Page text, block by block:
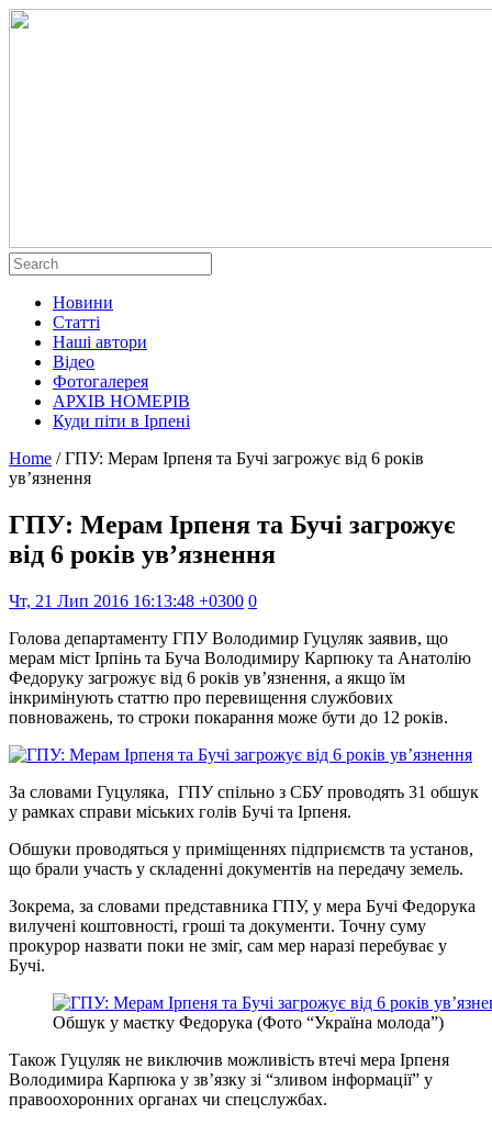
Новини
Статті
Наші автори
Відео
Фотогалерея
АРХІВ НОМЕРІВ
Куди піти в Ірпені
Home / ГПУ: Мерам Ірпеня та Бучі загрожує від 6 років
ув’язнення
ГПУ: Мерам Ірпеня та Бучі загрожує
від 6 років ув’язнення
Чт, 21 Лип 2016 16:13:48 +0300 0
Голова департаменту ГПУ Володимир Гуцуляк заявив, що
мерам міст Ірпінь та Буча Володимиру Карпюку та Анатолію
Федоруку загрожує від 6 років ув’язнення, а якщо їм
інкримінують статтю про перевищення службових
повноважень, то строки покарання може бути до 12 років.
За словами Гуцуляка, ГПУ спільно з СБУ проводять 31 обшук
у рамках справи міських голів Бучі та Ірпеня.
Обшуки проводяться у приміщеннях підприємств та установ,
що брали участь у складенні документів на передачу земель.
Зокрема, за словами представника ГПУ, у мера Бучі Федорука
вилучені коштовності, гроші та документи. Точну суму
прокурор назвати поки не зміг, сам мер наразі перебуває у
Бучі.
Обшук у маєтку Федорука (Фото “Україна молода”)
Також Гуцуляк не виключив можливість втечі мера Ірпеня
Володимира Карпюка у зв’язку зі “зливом інформації” у
правоохоронних органах чи спецслужбах.